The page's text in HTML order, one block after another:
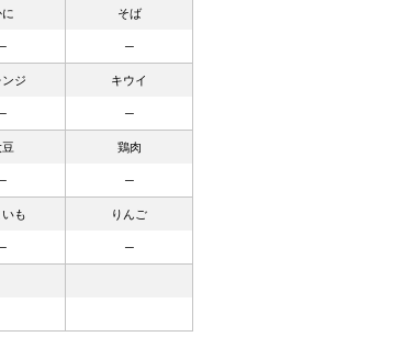
そば
─
ンジ キウイ
─
鶏肉
─
も りんご
─